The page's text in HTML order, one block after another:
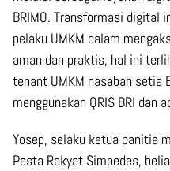
BRIMO. Transformasi digital
pelaku UMKM dalam
aman dan praktis, hal ini
tenant UMKM nasabah setia
menggunakan QRIS BRI dan
Yosep, selaku ketua panitia
Pesta Rakyat Simpedes,